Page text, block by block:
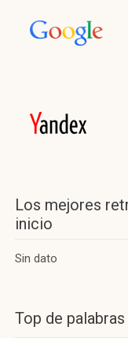
Los mejores
inicio
Sin dato
Top de